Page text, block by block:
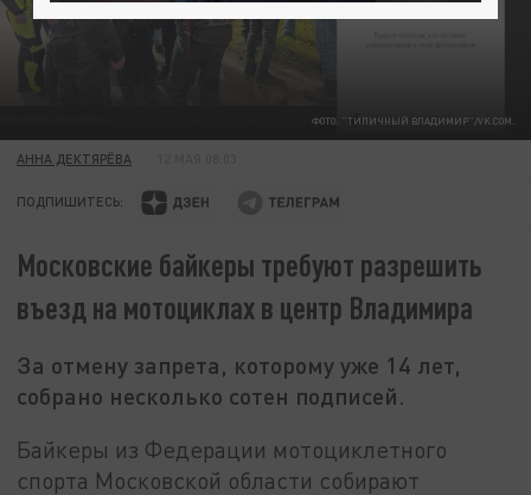
ФОТО: "ТИПИЧНЫЙ ВЛАДИМИР"/VK.COM.
АННА ДЕКТЯРЁВА
ПОДПИШИТЕСЬ:
Московские байкеры требуют разрешить
въезд на мотоциклах в центр Владимира
За отмену запрета, которому уже 14 лет,
собрано несколько сотен подписей.
Байкеры из Федерации мотоциклетного
спорта Московской области собирают